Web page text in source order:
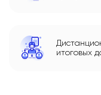
итоговых